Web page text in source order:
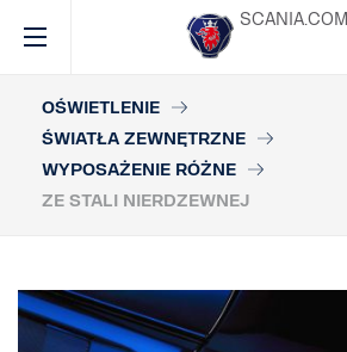
SCANIA.COM
OŚWIETLENIE
ŚWIATŁA ZEWNĘTRZNE
WYPOSAŻENIE RÓŻNE
ZE STALI NIERDZEWNEJ